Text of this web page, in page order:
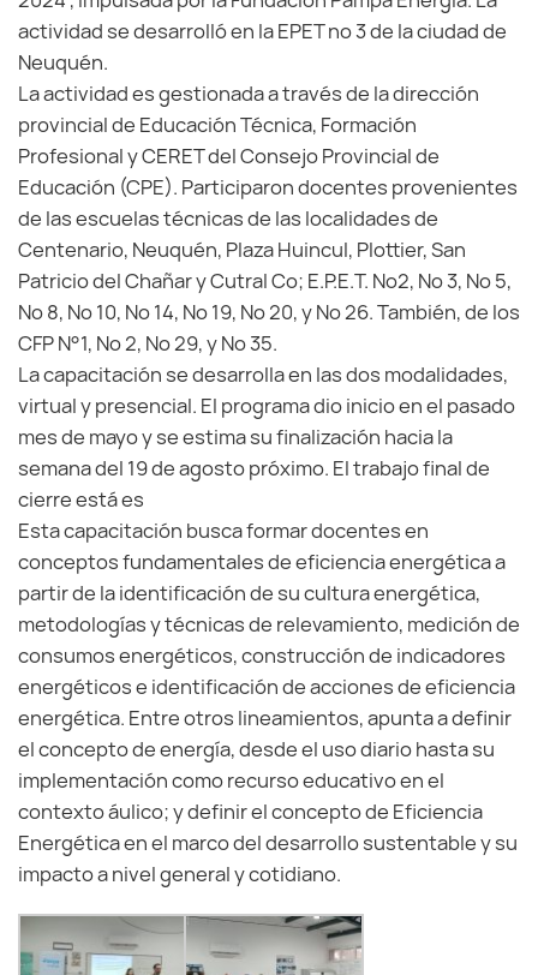
actividad se desarrolló en la EPET nº 3 de la ciudad de
Neuquén.
La actividad es gestionada a través de la dirección
provincial de Educación Técnica, Formación
Profesional y CERET del Consejo Provincial de
Educación (CPE). Participaron docentes provenientes
de las escuelas técnicas de las localidades de
Centenario, Neuquén, Plaza Huincul, Plottier, San
Patricio del Chañar y Cutral Co; E.P.E.T. Nº2, Nº 3, Nº 5,
Nº 8, Nº 10, Nº 14, Nº 19, Nº 20, y Nº 26. También, de los
CFP N°1, Nº 2, Nº 29, y Nº 35.
La capacitación se desarrolla en las dos modalidades,
virtual y presencial. El programa dio inicio en el pasado
mes de mayo y se estima su finalización hacia la
semana del 19 de agosto próximo. El trabajo final de
cierre está es
Esta capacitación busca formar docentes en
conceptos fundamentales de eficiencia energética a
partir de la identificación de su cultura energética,
metodologías y técnicas de relevamiento, medición de
consumos energéticos, construcción de indicadores
energéticos e identificación de acciones de eficiencia
energética. Entre otros lineamientos, apunta a definir
el concepto de energía, desde el uso diario hasta su
implementación como recurso educativo en el
contexto áulico; y definir el concepto de Eficiencia
Energética en el marco del desarrollo sustentable y su
impacto a nivel general y cotidiano.